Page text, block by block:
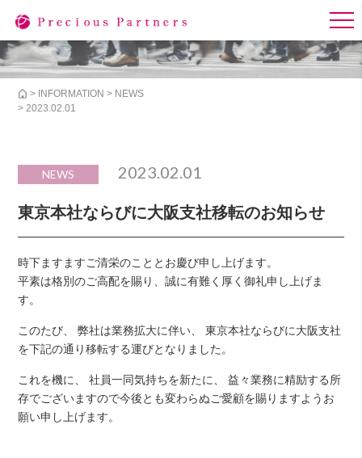
> INFORMATION > NEWS
> 2023.02.01
NEWS 2023.02.01
東京本社ならびに大阪支社移転のお知らせ
時下ますますご清栄のこととお慶び申し上げます。
平素は格別のご高配を賜り、誠に有難く厚く御礼申し上げま
す。
このたび、 弊社は業務拡大に伴い、 東京本社ならびに大阪支社
を下記の通り移転する運びとなりました。
これを機に、 社員一同気持ちを新たに、 益々業務に精励する所
存でございますので今後とも変わらぬご愛顧を賜りますようお
願い申し上げます。